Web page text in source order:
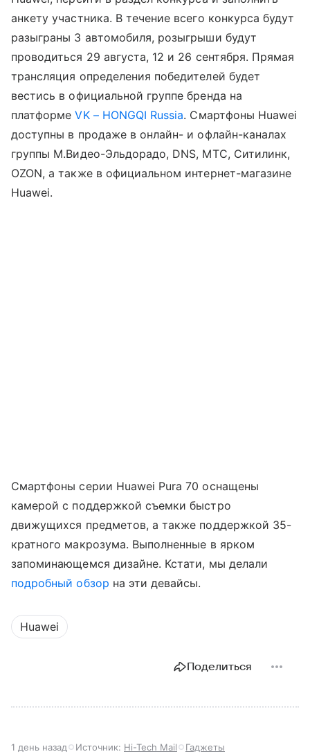
анкету участника. В течение всего конкурса будут
разыграны 3 автомобиля, розыгрыши будут
проводиться 29 августа, 12 и 26 сентября. Прямая
трансляция определения победителей будет
вестись в официальной группе бренда на
платформеVK – HONGQI Russia. Смартфоны Huawei
доступны в продаже в онлайн- и офлайн-каналах
группы М.Видео-Эльдорадо, DNS, МТС, Ситилинк,
OZON, а также в официальном интернет-магазине
Huawei.
Смартфоны серии Huawei Pura 70 оснащены
камерой с поддержкой съемки быстро
движущихся предметов, а также поддержкой 35-
кратного макрозума. Выполненные в ярком
запоминающемся дизайне. Кстати, мы делали
подробный обзор на эти девайсы.
Huawei
Поделиться
1 день назад Источник: Hi-Tech Mail Гаджеты